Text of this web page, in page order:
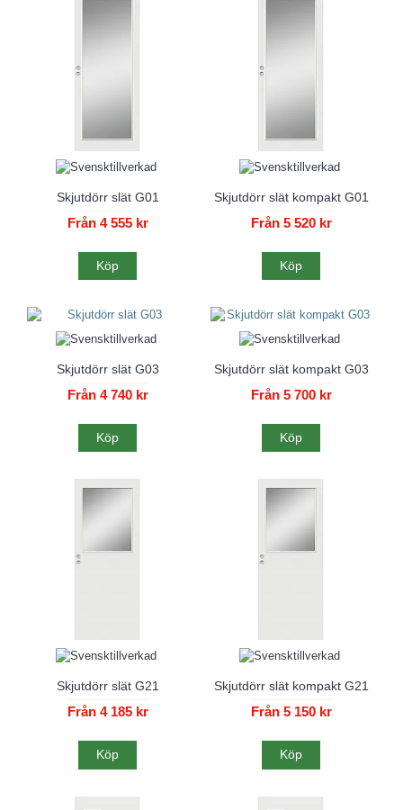
Skjutdörr slät G01
Från 4 555 kr
Köp
Skjutdörr slät kompakt G01
Från 5 520 kr
Köp
Skjutdörr slät G03
Från 4 740 kr
Köp
Skjutdörr slät kompakt G03
Från 5 700 kr
Köp
Skjutdörr slät G21
Från 4 185 kr
Köp
Skjutdörr slät kompakt G21
Från 5 150 kr
Köp